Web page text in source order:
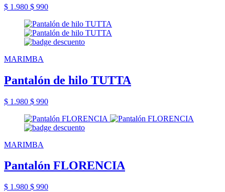
$ 1.980 $ 990
MARIMBA
Pantalón de hilo TUTTA
$ 1.980 $ 990
MARIMBA
Pantalón FLORENCIA
$ 1.980 $ 990